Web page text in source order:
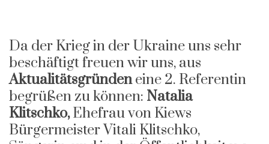
Da der Krieg in der Ukraine uns sehr
beschäftigt freuen wir uns, aus
Aktualitätsgründeneine 2. Referentin
begrüßen zu können: Natalia
Klitschko,Ehefrau von Kiews
Bürgermeister Vitali Klitschko,